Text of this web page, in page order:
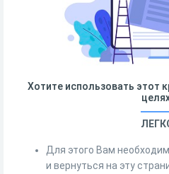
Хотите использовать этот
Для этого Вам
и вернуться на эту